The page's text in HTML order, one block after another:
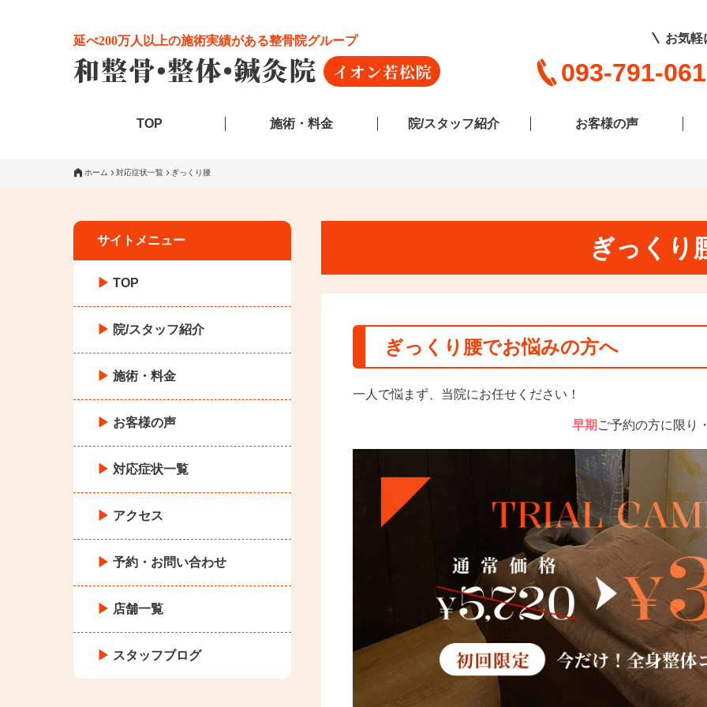
延べ200万人以上の施術実績がある整骨院グループ お気軽
093-791-
TOP 施術・料金 院/スタッフ紹介 お客様の声
ホーム 対応症状一覧 ぎっくり腰
ぎっくり
ぎっくり腰でお悩みの方へ
一人で悩まず、当院にお任せください！
早期 ご予約の方に限り
サイトメニュー
TOP
院/スタッフ紹介
施術・料金
お客様の声
対応症状一覧
アクセス
予約・お問い合わせ
店舗一覧
スタッフブログ